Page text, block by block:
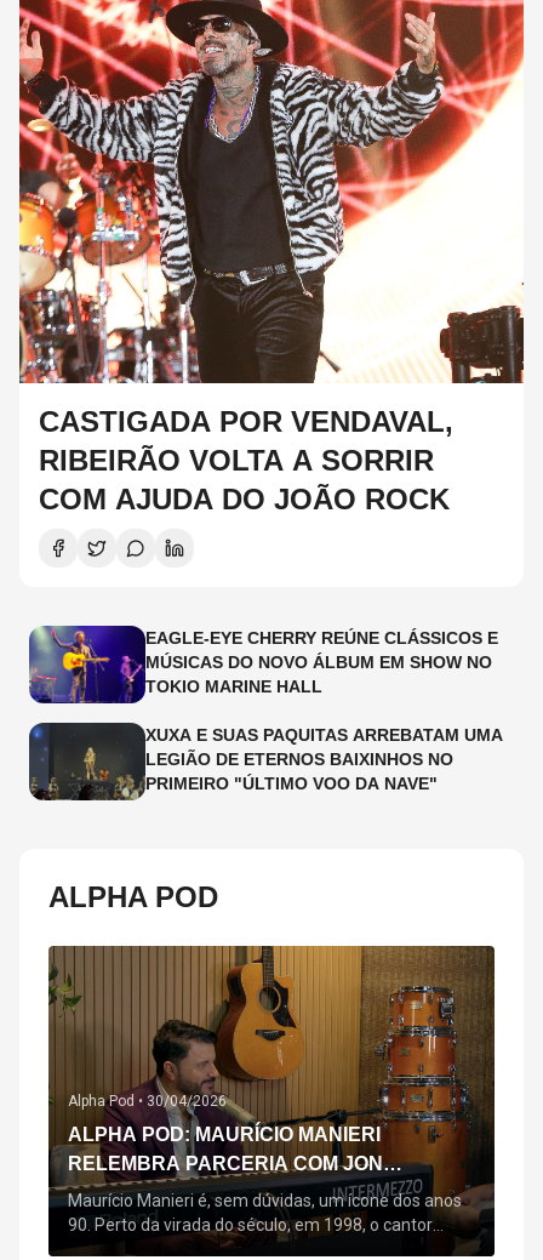
CASTIGADA POR VENDAVAL,
RIBEIRÃO VOLTA A SORRIR
COM AJUDA DO JOÃO ROCK
EAGLE-EYE CHERRY REÚNE CLÁSSICOS E
MÚSICAS DO NOVO ÁLBUM EM SHOW NO
TOKIO MARINE HALL
XUXA E SUAS PAQUITAS ARREBATAM UMA
LEGIÃO DE ETERNOS BAIXINHOS NO
PRIMEIRO "ÚLTIMO VOO DA NAVE"
ALPHA POD
Alpha Pod • 30/04/2026
ALPHA POD: MAURÍCIO MANIERI
RELEMBRA PARCERIA COM JON
SECADA, ORIGEM DE "BEM QUERER" E
MAIS
Maurício Manieri é, sem dúvidas, um ícone dos anos
90. Perto da virada do século, em 1998, o cantor
estreou oficialmente com o seu primeiro disco, "A